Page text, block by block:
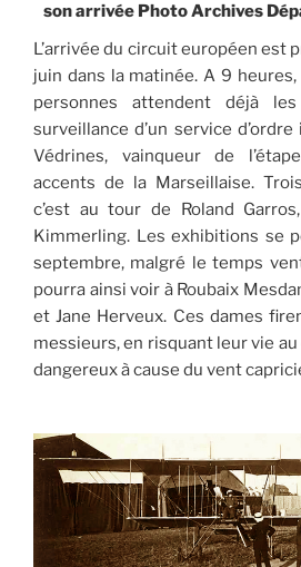
son arrivée Photo Archives
L’arrivée du circuit européen est
juin dans la matinée. A 9
personnes attendent déjà
surveillance d’un service
Védrines, vainqueur de
accents de la Marseillaise.
c’est au tour de Roland
Kimmerling. Les exhibitions se
septembre, malgré le temps
pourra ainsi voir à Roubaix
et Jane Herveux. Ces dames
messieurs, en risquant leur vie
dangereux à cause du vent